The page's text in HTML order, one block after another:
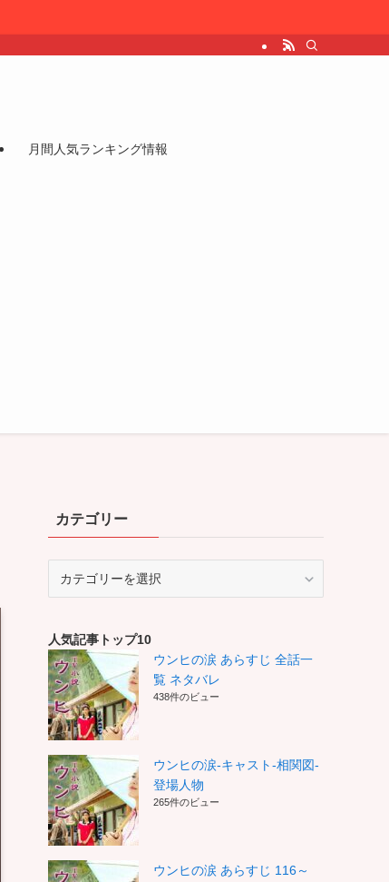
月間人気ランキング情報
カテゴリー
ー
人気記事トップ10
ウンヒの涙 あらすじ 全話一
覧 ネタバレ
438件のビュー
ウンヒの涙-キャスト-相関図-
登場人物
265件のビュー
ウンヒの涙 あらすじ 116～